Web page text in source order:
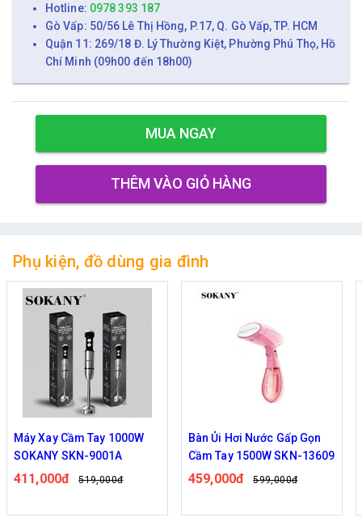
Hotline: 0978 393 187
Gò Vấp: 50/56 Lê Thị Hồng, P.17, Q. Gò Vấp, TP. HCM
Quận 11: 269/18 Đ. Lý Thường Kiệt, Phường Phú Thọ, Hồ
Chí Minh (09h00 đến 18h00)
MUA NGAY
THÊM VÀO GIỎ HÀNG
Phụ kiện, đồ dùng gia đình
Máy Xay Cầm Tay 1000W
SOKANY SKN-9001A
411,000đ 519,000đ
Bàn Ủi Hơi Nước Gấp Gọn
Cầm Tay 1500W SKN-13609
459,000đ 599,000đ